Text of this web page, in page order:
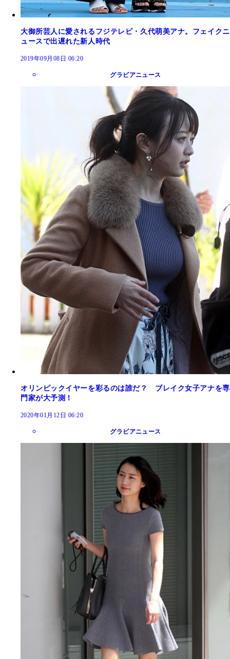
大御所芸人に愛されるフジテレビ・久代萌美アナ。フェイクニ
ュースで出遅れた新人時代
2019年09月08日 06:20
グラビアニュース
オリンピックイヤーを彩るのは誰だ？ ブレイク女子アナを専
門家が大予測！
2020年01月12日 06:20
グラビアニュース